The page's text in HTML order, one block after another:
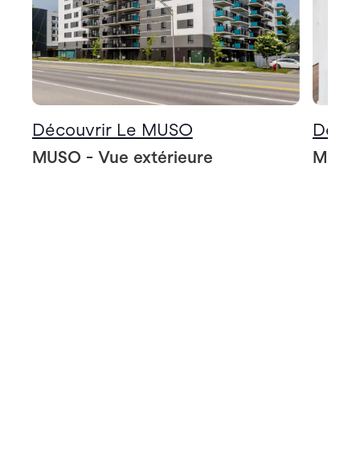
Découvrir Le MUSO
MUSO - Vue extérieure